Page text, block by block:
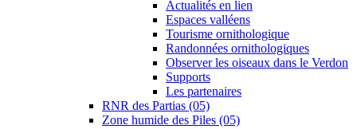
Actualités en lien
Espaces valléens
Tourisme ornithologique
Randonnées ornithologiques
Observer les oiseaux dans le Verdon
Supports
Les partenaires
RNR des Partias (05)
Zone humide des Piles (05)